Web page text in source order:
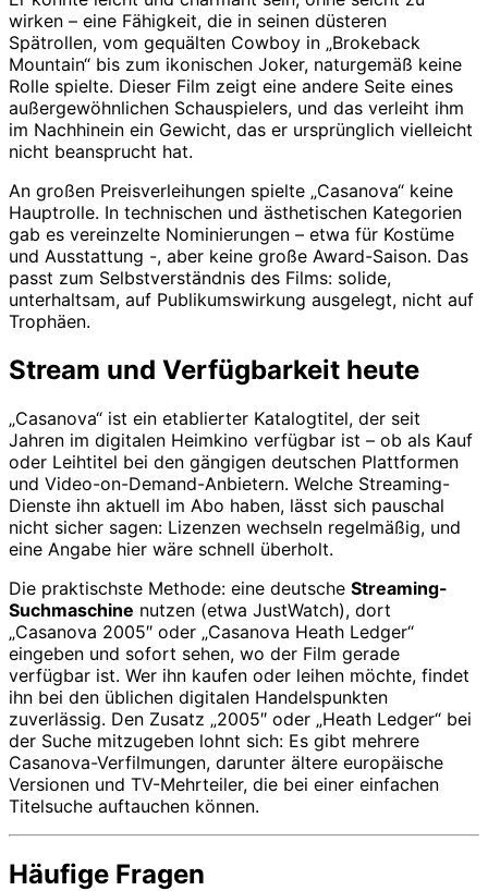
wirken – eine Fähigkeit, die in seinen düsteren
Spätrollen, vom gequälten Cowboy in „Brokeback
Mountain“ bis zum ikonischen Joker, naturgemäß keine
Rolle spielte. Dieser Film zeigt eine andere Seite eines
außergewöhnlichen Schauspielers, und das verleiht ihm
im Nachhinein ein Gewicht, das er ursprünglich vielleicht
nicht beansprucht hat.
An großen Preisverleihungen spielte „Casanova“ keine
Hauptrolle. In technischen und ästhetischen Kategorien
gab es vereinzelte Nominierungen – etwa für Kostüme
und Ausstattung -, aber keine große Award-Saison. Das
passt zum Selbstverständnis des Films: solide,
unterhaltsam, auf Publikumswirkung ausgelegt, nicht auf
Trophäen.
Stream und Verfügbarkeit heute
„Casanova“ ist ein etablierter Katalogtitel, der seit
Jahren im digitalen Heimkino verfügbar ist – ob als Kauf
oder Leihtitel bei den gängigen deutschen Plattformen
und Video-on-Demand-Anbietern. Welche Streaming-
Dienste ihn aktuell im Abo haben, lässt sich pauschal
nicht sicher sagen: Lizenzen wechseln regelmäßig, und
eine Angabe hier wäre schnell überholt.
Die praktischste Methode: eine deutsche Streaming-
Suchmaschine nutzen (etwa JustWatch), dort
„Casanova 2005″ oder „Casanova Heath Ledger“
eingeben und sofort sehen, wo der Film gerade
verfügbar ist. Wer ihn kaufen oder leihen möchte, findet
ihn bei den üblichen digitalen Handelspunkten
zuverlässig. Den Zusatz „2005″ oder „Heath Ledger“ bei
der Suche mitzugeben lohnt sich: Es gibt mehrere
Casanova-Verfilmungen, darunter ältere europäische
Versionen und TV-Mehrteiler, die bei einer einfachen
Titelsuche auftauchen können.
Häufige Fragen